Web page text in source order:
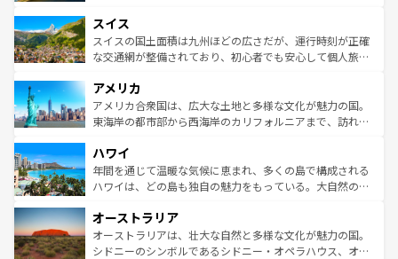
れる地方に足を運ぶとそれぞれで全く異なる文化を体験で
きるだろう。 なお、新着のフランス情報はコンテンツ一覧
を参照してほしい。
は、お酒好きな人にはぜひ体験してほしい。 なお、新着の
ドイツ情報はコンテンツ一覧を参照してほしい。
リアごとに異なる魅力がある。また、優雅なアフタヌーン
ティー、ビール好きにはたまらない英国パブ、サッカー観
戦など、本場だからこそできる体験も豊富。イギリスを旅
ンツ一覧を参照してほしい。
スイス
スイスの国土面積は九州ほどの広さだが、運行時刻が正確
な交通網が整備されており、初心者でも安心して個人旅行
の建物がそのまま残る町や、スイスならではのユニークな
博物館もあり、アルプス観光だけでなく町歩きも満喫する
ことができる。国民の所得が高いため物価も高いが、旅行
ば市内交通費無料で観光を楽しむこともできる。 なお、新
着のスイス情報はコンテンツ一覧 を参照してほしい。
アメリカ
アメリカ合衆国は、広大な土地と多様な文化が魅力の国。
東海岸の都市部から西海岸のカリフォルニアまで、訪れる
のような巨大都市は、観光、ショッピング、エンターテイ
ンメントが詰まった刺激的なスポットだ。一方、アメリカ
西部には大自然が広がり、グランドキャニオンやイエロー
部のニューオーリンズでは、音楽と美食が融合した独特の
文化が魅力。旅行者はアメリカの各地域で異なる魅力を楽
しみながら、その多様性と豊かな歴史を感じることができ
ハワイ
年間を通じて温暖な気候に恵まれ、多くの島で構成される
ハワイは、どの島も独自の魅力をもっている。大自然の神
ワイ島は見逃せない。また、定番の観光地といえばオアフ
島だが、静かな自然を求めるならマウイ島やカウアイ島が
おすすめ。エメラルドグリーンに輝く海をはじめ、豊かな
オーストラリア
オーストラリアは、壮大な自然と多様な文化が魅力の国。
シドニーのシンボルであるシドニー・オペラハウス、オー